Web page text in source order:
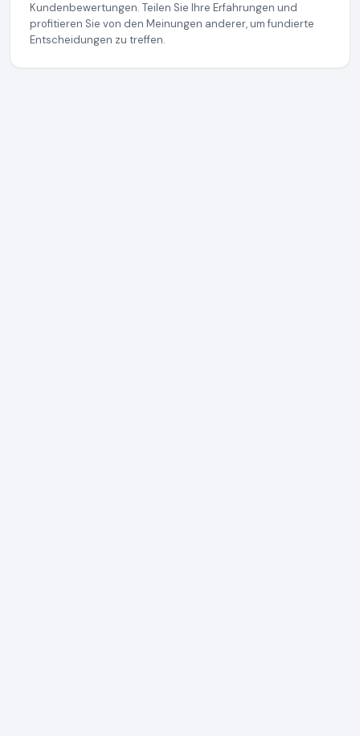
Kundenbewertungen. Teilen Sie Ihre Erfahrungen und
profitieren Sie von den Meinungen anderer, um fundierte
Entscheidungen zu treffen.